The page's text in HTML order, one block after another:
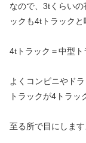
なので、3tくらい
ックも4tトラックと
4tトラック＝中型ト
よくコンビニやド
トラックが4トラッ
至る所で目にします